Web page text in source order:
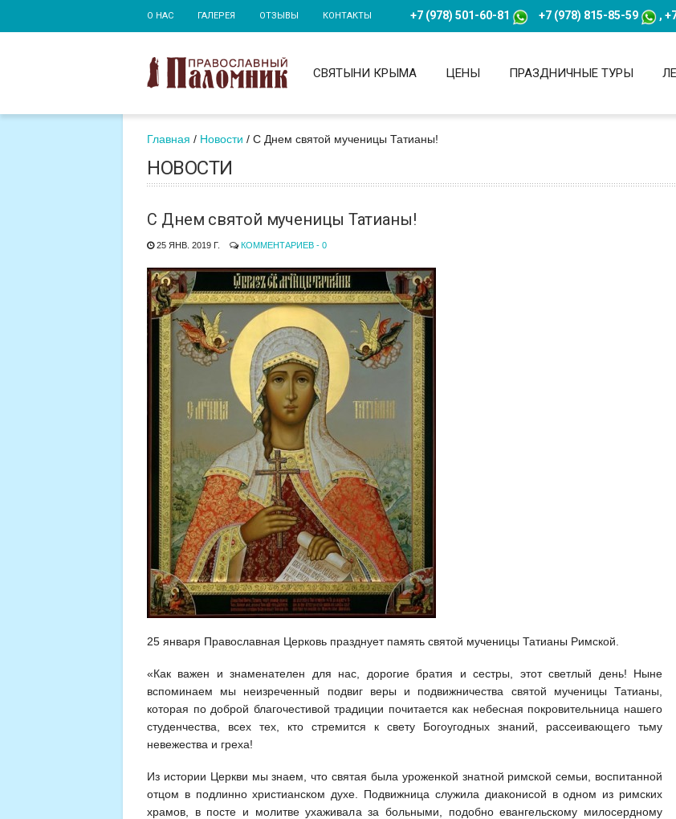
О НАС ГАЛЕРЕЯ ОТЗЫВЫ КОНТАКТЫ +7 (978) 501-60-81 +7 (978) 815-85-59 ,
СВЯТЫНИ КРЫМА ЦЕНЫ ПРАЗДНИЧНЫЕ ТУРЫ
Главная Новости С Днем святой мученицы Татианы!
НОВОСТИ
С Днем святой мученицы Татианы!
25 ЯНВ. 2019 Г. КОММЕНТАРИЕВ - 0
25 января Православная Церковь празднует память святой мученицы Татианы Римской.
«Как важен и знаменателен для нас, дорогие братия и сестры, этот светлый день! Ныне
вспоминаем мы неизреченный подвиг веры и подвижничества святой мученицы Татианы,
которая по доброй благочестивой традиции почитается как небесная покровительница нашего
студенчества, всех тех, кто стремится к свету Богоугодных знаний, рассеивающего тьму
невежества и греха!
Из истории Церкви мы знаем, что святая была уроженкой знатной римской семьи, воспитанной
отцом в подлинно христианском духе. Подвижница служила диаконисой в одном из римских
храмов, в посте и молитве ухаживала за больными, подобно евангельскому милосердному